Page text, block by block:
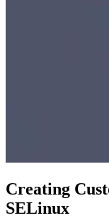
Creating
SELinux